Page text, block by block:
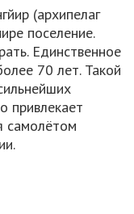
(архипелаг
поселение.
Единственное
70 лет. Такой
привлекает
самолётом